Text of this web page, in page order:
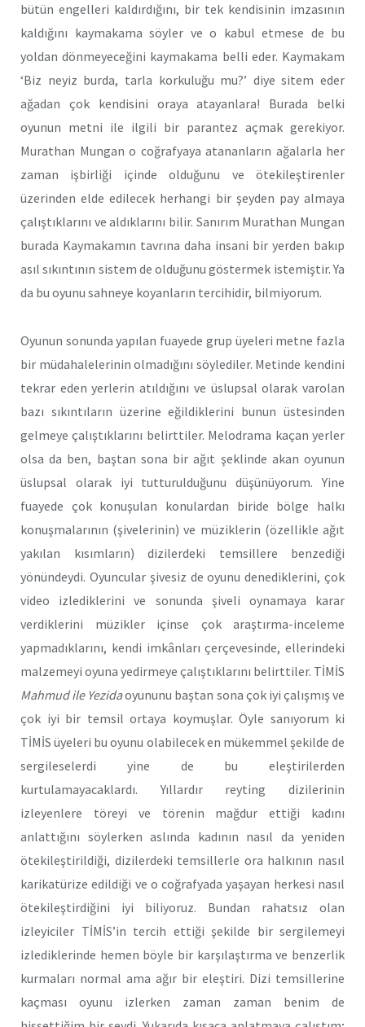
bütün engelleri kaldırdığını, bir tek kendisinin imzasının
kaldığını kaymakama söyler ve o kabul etmese de bu
yoldan dönmeyeceğini kaymakama belli eder. Kaymakam
‘Biz neyiz burda, tarla korkuluğu mu?’ diye sitem eder
ağadan çok kendisini oraya atayanlara! Burada belki
oyunun metni ile ilgili bir parantez açmak gerekiyor.
Murathan Mungan o coğrafyaya atananların ağalarla her
zaman işbirliği içinde olduğunu ve ötekileştirenler
üzerinden elde edilecek herhangi bir şeyden pay almaya
çalıştıklarını ve aldıklarını bilir. Sanırım Murathan Mungan
burada Kaymakamın tavrına daha insani bir yerden bakıp
asıl sıkıntının sistem de olduğunu göstermek istemiştir. Ya
da bu oyunu sahneye koyanların tercihidir, bilmiyorum.
Oyunun sonunda yapılan fuayede grup üyeleri metne fazla
bir müdahalelerinin olmadığını söylediler. Metinde kendini
tekrar eden yerlerin atıldığını ve üslupsal olarak varolan
bazı sıkıntıların üzerine eğildiklerini bunun üstesinden
gelmeye çalıştıklarını belirttiler. Melodrama kaçan yerler
olsa da ben, baştan sona bir ağıt şeklinde akan oyunun
üslupsal olarak iyi tutturulduğunu düşünüyorum. Yine
fuayede çok konuşulan konulardan biride bölge halkı
konuşmalarının (şivelerinin) ve müziklerin (özellikle ağıt
yakılan kısımların) dizilerdeki temsillere benzediği
yönündeydi. Oyuncular şivesiz de oyunu denediklerini, çok
video izlediklerini ve sonunda şiveli oynamaya karar
verdiklerini müzikler içinse çok araştırma-inceleme
yapmadıklarını, kendi imkânları çerçevesinde, ellerindeki
malzemeyi oyuna yedirmeye çalıştıklarını belirttiler. TİMİS
Mahmud ile Yezidaoyununu baştan sona çok iyi çalışmış ve
çok iyi bir temsil ortaya koymuşlar. Öyle sanıyorum ki
TİMİS üyeleri bu oyunu olabilecek en mükemmel şekilde de
sergileselerdi yine de bu eleştirilerden
kurtulamayacaklardı. Yıllardır reyting dizilerinin
izleyenlere töreyi ve törenin mağdur ettiği kadını
anlattığını söylerken aslında kadının nasıl da yeniden
ötekileştirildiği, dizilerdeki temsillerle ora halkının nasıl
karikatürize edildiği ve o coğrafyada yaşayan herkesi nasıl
ötekileştirdiğini iyi biliyoruz. Bundan rahatsız olan
izleyiciler TİMİS’in tercih ettiği şekilde bir sergilemeyi
izlediklerinde hemen böyle bir karşılaştırma ve benzerlik
kurmaları normal ama ağır bir eleştiri. Dizi temsillerine
kaçması oyunu izlerken zaman zaman benim de